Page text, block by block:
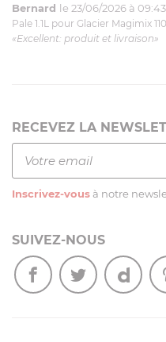
Bernard le 23/06/2026 à 09:43
Pale 1.1L pour Glacier Magimix
«Excellent: produit et livraison»
RECEVEZ LA
Inscrivez-vous à notre
SUIVEZ-NOUS